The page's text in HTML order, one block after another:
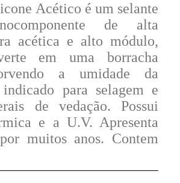
Acético é um selante
de alta
acética e alto módulo,
em uma borracha
a umidade da
para selagem e
de vedação. Possui
e a U.V. Apresenta
muitos anos. Contem